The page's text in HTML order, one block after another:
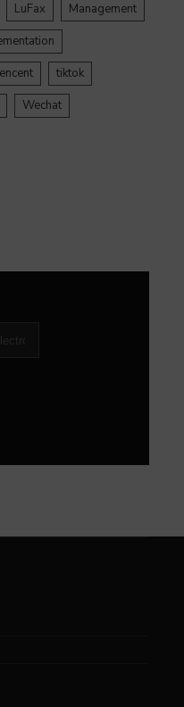
LuFax
Management
tiktok
Wechat